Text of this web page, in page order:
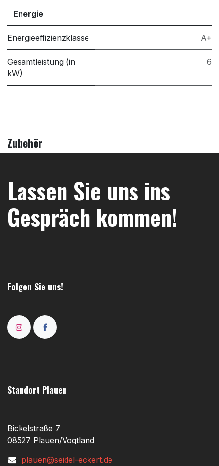
Energie
Energieeffizienzklasse A+
Gesamtleistung (in
kW)
6
Zubehör
Lassen Sie uns ins
Gespräch kommen!
Folgen Sie uns!
Standort Plauen
Bickelstraße 7
08527 Plauen/Vogtland
plauen@seidel-eckert.de